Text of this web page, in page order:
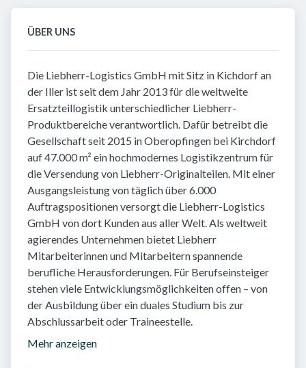
ÜBER UNS
Die Liebherr-Logistics GmbH mit Sitz in Kichdorf an
der Iller ist seit dem Jahr 2013 für die weltweite
Ersatzteillogistik unterschiedlicher Liebherr-
Produktbereiche verantwortlich. Dafür betreibt die
Gesellschaft seit 2015 in Oberopfingen bei Kirchdorf
auf 47.000 m² ein hochmodernes Logistikzentrum für
die Versendung von Liebherr-Originalteilen. Mit einer
Ausgangsleistung von täglich über 6.000
Auftragspositionen versorgt die Liebherr-Logistics
GmbH von dort Kunden aus aller Welt. Als weltweit
agierendes Unternehmen bietet Liebherr
Mitarbeiterinnen und Mitarbeitern spannende
berufliche Herausforderungen. Für Berufseinsteiger
stehen viele Entwicklungsmöglichkeiten offen – von
der Ausbildung über ein duales Studium bis zur
Abschlussarbeit oder Traineestelle.
Mehr anzeigen